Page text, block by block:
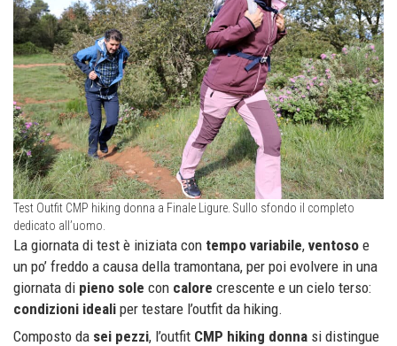
Test Outfit CMP hiking donna a Finale Ligure. Sullo sfondo il completo
dedicato all’uomo.
La giornata di test è iniziata con tempo variabile, ventoso e
un po’ freddo a causa della tramontana, per poi evolvere in una
giornata di pieno sole con calore crescente e un cielo terso:
condizioni ideali per testare l’outfit da hiking.
Composto da sei pezzi, l’outfit CMP hiking donna si distingue